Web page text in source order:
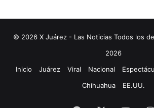
© 2026 X Juárez - Las Noticias Todos los
2026
Inicio
Juárez Viral Nacional
Chihuahua
EE.UU.